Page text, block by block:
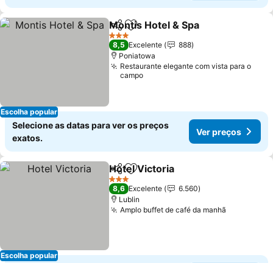
Escolha popular
PartilharAdicionar aos favoritos
Montis Hotel & Spa
3 Estrelas
8,5 Excelente
888
Poniatowa
Restaurante elegante com vista para o
campo
Selecione as datas para ver os preços
exatos.
Ver preços
Escolha popular
PartilharAdicionar aos favoritos
Hotel Victoria
3 Estrelas
8,6 Excelente
6.560
Lublin
Amplo buffet de café da manhã